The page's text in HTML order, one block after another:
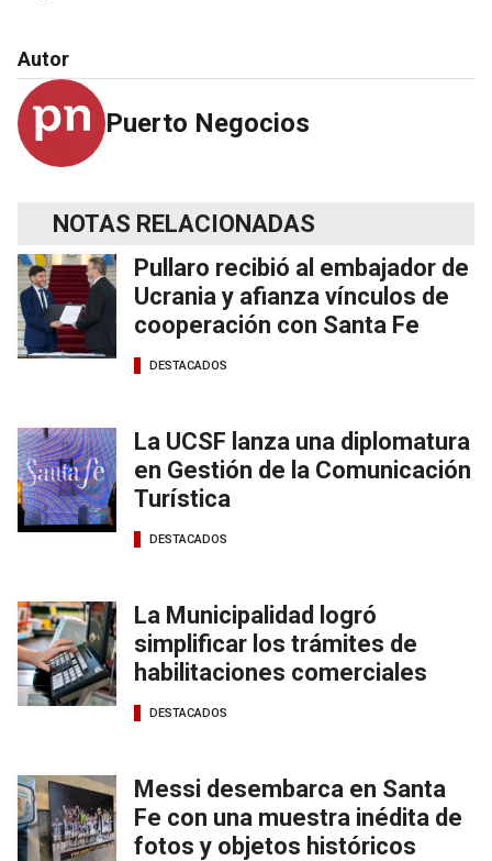
Autor
Puerto Negocios
NOTAS RELACIONADAS
Pullaro recibió al embajador de
Ucrania y afianza vínculos de
cooperación con Santa Fe
DESTACADOS
La UCSF lanza una diplomatura
en Gestión de la Comunicación
Turística
DESTACADOS
La Municipalidad logró
simplificar los trámites de
habilitaciones comerciales
DESTACADOS
Messi desembarca en Santa
Fe con una muestra inédita de
fotos y objetos históricos